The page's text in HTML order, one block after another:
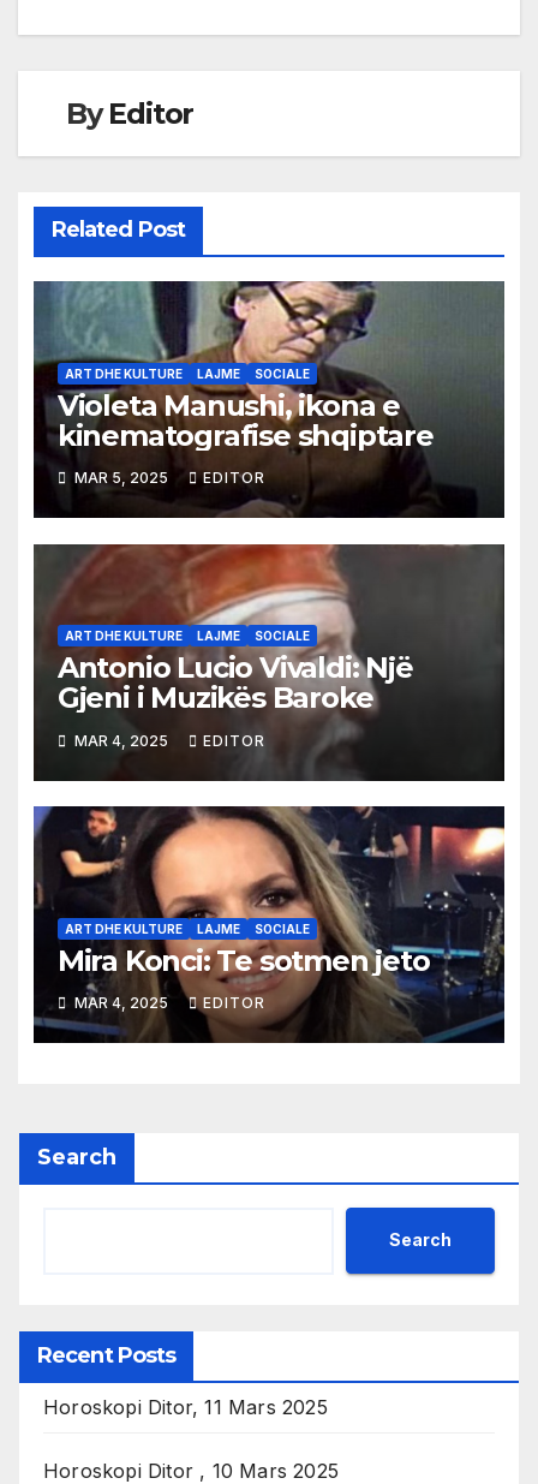
ByEditor
Related Post
ART DHE KULTURE LAJME SOCIALE
Violeta Manushi, ikona e
kinematografise shqiptare
MAR 5, 2025 EDITOR
ART DHE KULTURE LAJME SOCIALE
Antonio Lucio Vivaldi: Një
Gjeni i Muzikës Baroke
MAR 4, 2025 EDITOR
ART DHE KULTURE LAJME SOCIALE
Mira Konci: Te sotmen jeto
MAR 4, 2025 EDITOR
Search
Search
Recent Posts
Horoskopi Ditor, 11 Mars 2025
Horoskopi Ditor , 10 Mars 2025